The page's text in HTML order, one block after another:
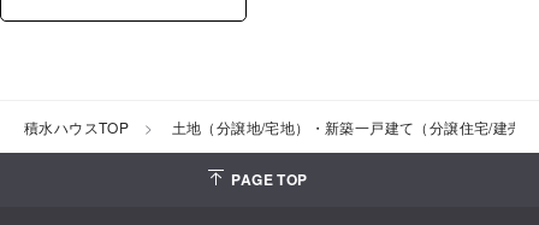
積水ハウスTOP 土地（分譲地/宅地）・新築一戸建て（分譲住宅/建売
PAGE TOP